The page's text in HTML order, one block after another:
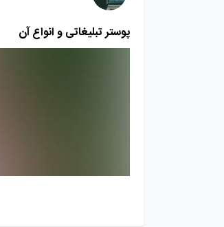
پوستر تبلیغاتی و انواع آن